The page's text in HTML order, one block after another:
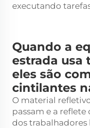
executando
Quando a
estrada usa
eles são
cintilantes
O material
passam e a
dos trabalhadores